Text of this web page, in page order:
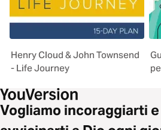
Henry Cloud & John Townsend
- Life Journey
Vogliamo incoraggiarti